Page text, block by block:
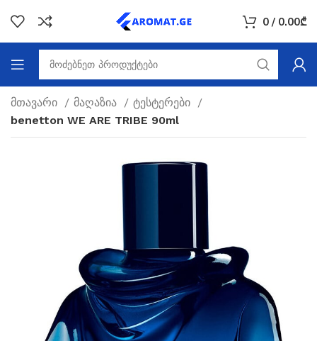
0 / 0.00₾
მთავარი მაღაზია
ტესტერები
benetton WE ARE TRIBE 90ml